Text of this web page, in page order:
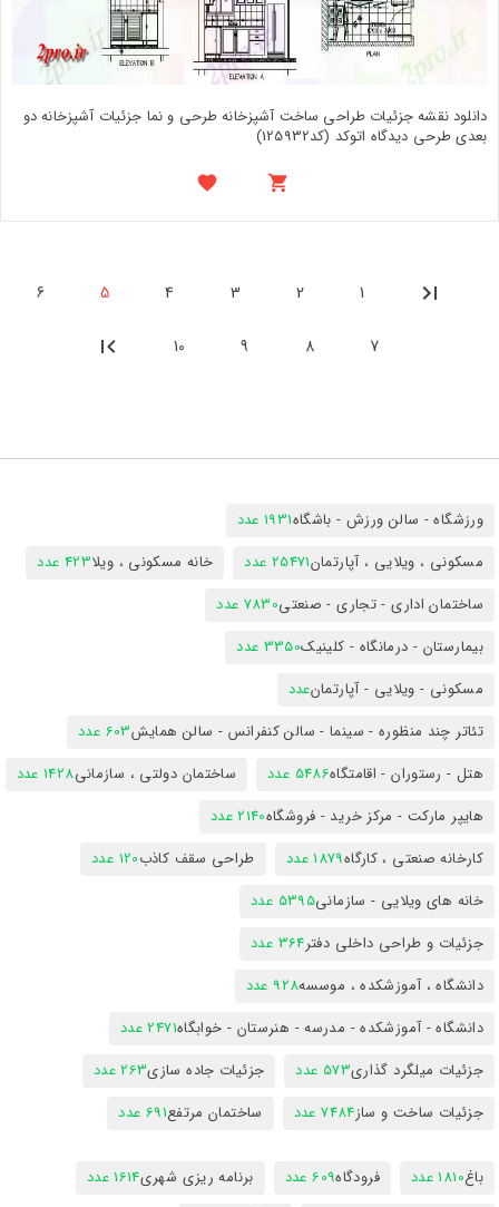
دانلود نقشه جزئیات طراحی ساخت آشپزخانه طرحی و نما جزئیات آشپزخانه دو
بعدی طرحی دیدگاه اتوکد (کد125932)
ورزشگاه - سالن ورزش - باشگاه1931 عدد
مسکونی ، ویلایی ، آپارتمان25471 عدد خانه مسکونی ، ویلا423 عدد
ساختمان اداری - تجاری - صنعتی7830 عدد
بیمارستان - درمانگاه - کلینیک3350 عدد
مسکونی - ویلایی - آپارتمانعدد
تئاتر چند منظوره - سینما - سالن کنفرانس - سالن همایش603 عدد
هتل - رستوران - اقامتگاه5486 عدد ساختمان دولتی ، سازمانی1428 عدد
هایپر مارکت - مرکز خرید - فروشگاه2140 عدد
کارخانه صنعتی ، کارگاه1879 عدد طراحی سقف کاذب120 عدد
خانه های ویلایی - سازمانی5395 عدد
جزئیات و طراحی داخلی دفتر364 عدد
دانشگاه ، آموزشکده ، موسسه928 عدد
دانشگاه - آموزشکده - مدرسه - هنرستان - خوابگاه2471 عدد
جزئیات میلگرد گذاری573 عدد جزئیات جاده سازی263 عدد
جزئیات ساخت و ساز7484 عدد ساختمان مرتفع691 عدد
باغ1810 عدد فرودگاه609 عدد برنامه ریزی شهری1614 عدد